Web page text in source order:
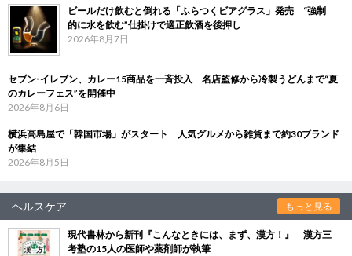
ビールだけ飲むと倒れる「ふらつくビアグラス」発売 “強制
的に水を飲む”仕掛けで適正飲酒を後押し
2026年8月7日
セブン‐イレブン、カレー15商品を一斉投入 名店監修から冷製うどんまで“夏
のカレーフェス”を開催中
2026年8月6日
横浜高島屋で「韓国市場」がスタート 人気グルメから雑貨まで約30ブランド
が集結
2026年8月5日
ヘルスケア もっと見る
現代書林から新刊『こんなときには、まず、漢方！』 漢方三
考塾の15人の医師や薬剤師が執筆